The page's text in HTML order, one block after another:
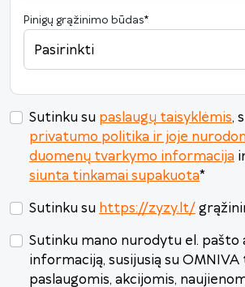
31 1 2 3
Šiandien
Pinigų grąžinimo būdas*
Pasirinkti
Sutinku su paslaugų taisyklėmis,
privatumo politika ir joje
duomenų tvarkymo informacija
siunta tinkamai supakuota*
Sutinku su https://zyzy.lt/
Sutinku mano nurodytu el. pašto
informaciją, susijusią su
paslaugomis, akcijomis,